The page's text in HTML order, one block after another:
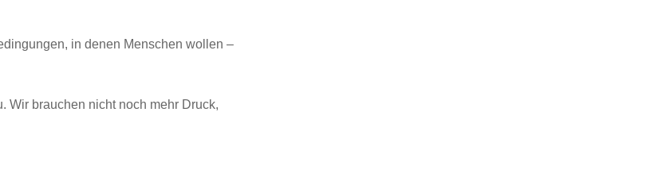
in denen Menschen wollen –
Wir brauchen nicht noch mehr Druck,